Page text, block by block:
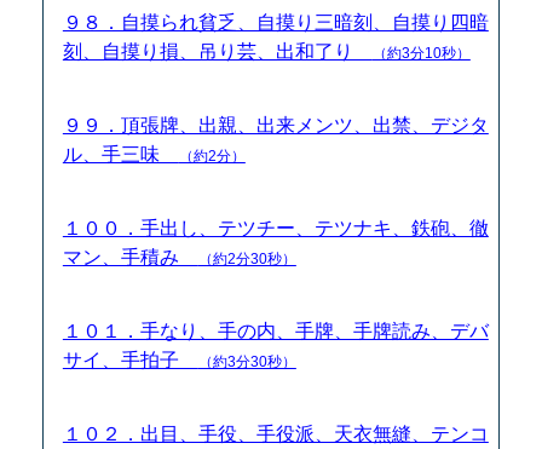
９８．自摸られ貧乏、自摸り三暗刻、自摸り四暗
刻、自摸り損、吊り芸、出和了り
（約3分10秒）
９９．頂張牌、出親、出来メンツ、出禁、デジタ
ル、手三味
（約2分）
１００．手出し、テツチー、テツナキ、鉄砲、徹
マン、手積み
（約2分30秒）
１０１．手なり、手の内、手牌、手牌読み、デバ
サイ、手拍子
（約3分30秒）
１０２．出目、手役、手役派、天衣無縫、テンコ